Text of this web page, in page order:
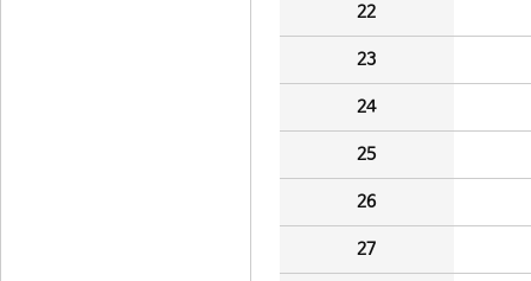
22
23
24
25
26
27